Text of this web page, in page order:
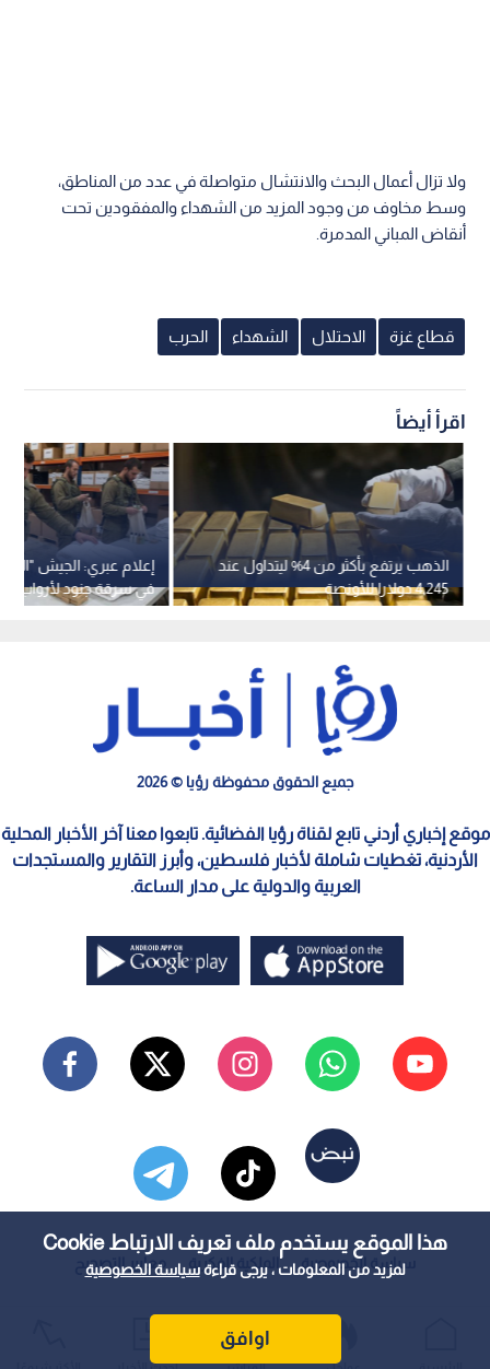
هذا الموقع يستخدم ملف تعريف الارتباط Cookie
لمزيد من المعلومات ، يرجى قراءةسياسة الخصوصية
اوافق
ولا تزال أعمال البحث والانتشال متواصلة في عدد من المناطق،
وسط مخاوف من وجود المزيد من الشهداء والمفقودين تحت
أنقاض المباني المدمرة.
قطاع غزة الاحتلال الشهداء الحرب
اقرأ أيضاً
إعلام عبري: الجيش
في سرقة جنود لأرواب
ونعال من فندق بلبنان
الذهب يرتفع بأكثر من 4% ليتداول عند
4,245 دولارا للأونصة
جميع الحقوق محفوظة رؤيا © 2026
موقع إخباري أردني تابع لقناة رؤيا الفضائية. تابعوا معنا آخر الأخبار المحلية
الأردنية، تغطيات شاملة لأخبار فلسطين، وأبرز التقارير والمستجدات
العربية والدولية على مدار الساعة.
سياسة الخصوصية الملكية الفكرية معايير التصحيح